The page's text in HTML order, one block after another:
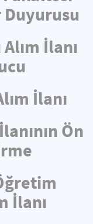
İlanı
İlanı
Ön
İlanı